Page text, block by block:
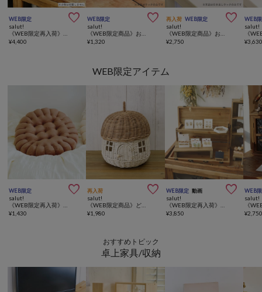
WEB限定 
salut!
¥4,400
WEB限定 
salut!
¥1,320
再入荷 WEB限定 
salut!
¥2,750
WEB
salut!
¥
WEB限定アイテム
WEB限定 
salut!
¥1,430
再入荷 
salut!
¥1,980
WEB限定 動画 
salut!
¥3,850
WEB
salut!
¥
おすすめトピック
卓上家具/収納